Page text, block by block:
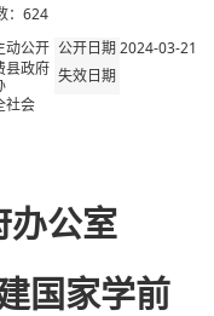
：624
动公开 公开日期2024-03-21
县政府 失效日期
社会
办公室
国家学前